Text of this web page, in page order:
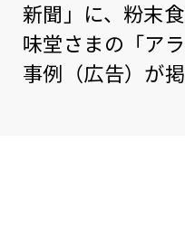
新聞」に、粉末
味堂さまの「ア
事例（広告）が